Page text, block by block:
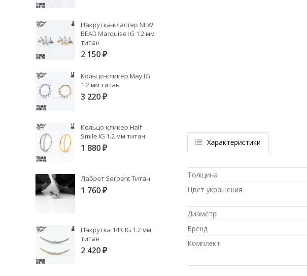
Характеристики
Толщина
Цвет украшения
Диаметр
Бренд
Комплект
Накрутка-кластер NEW
BEAD Marquise IG 1.2 мм
титан
2 150 ₽
Кольцо-кликер May IG
1.2 мм титан
3 220 ₽
Кольцо-кликер Half
Smile IG 1.2 мм титан
1 880 ₽
Лабрет Serpent Титан
1 760 ₽
Накрутка 14K IG 1.2 мм
титан
2 420 ₽